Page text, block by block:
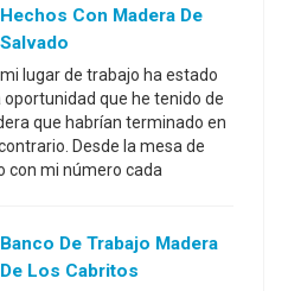
Hechos Con Madera De
Salvado
mi lugar de trabajo ha estado
que he tenido de
que habrían terminado en
Desde la mesa de
con mi número cada
Banco De Trabajo Madera
De Los Cabritos